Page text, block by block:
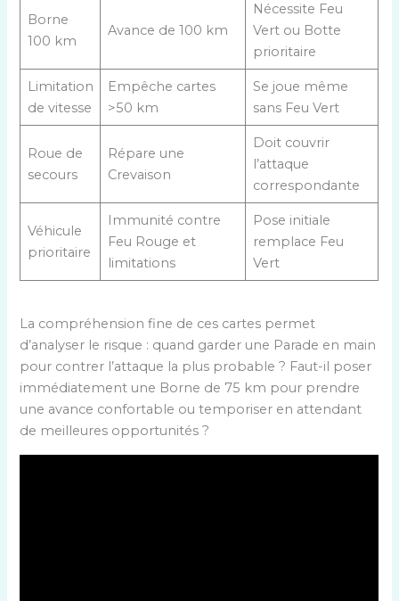
Borne
100 km
Avance de 100 km
Nécessite Feu
Vert ou Botte
prioritaire
Limitation
de vitesse
Empêche cartes
>50 km
Se joue même
sans Feu Vert
Roue de
secours
Répare une
Crevaison
Doit couvrir
l’attaque
correspondante
Véhicule
prioritaire
Immunité contre
Feu Rouge et
limitations
Pose initiale
remplace Feu
Vert
La compréhension fine de ces cartes permet
d’analyser le risque : quand garder une Parade en main
pour contrer l’attaque la plus probable ? Faut-il poser
immédiatement une Borne de 75 km pour prendre
une avance confortable ou temporiser en attendant
de meilleures opportunités ?